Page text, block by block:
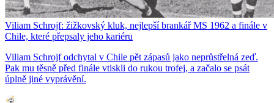
Viliam Schrojf: žižkovský kluk, nejlepší brankář MS 1962 a finále v
Chile, které přepsaly jeho kariéru
Viliam Schrojf odchytal v Chile pět zápasů jako neprůstřelná zeď.
Pak mu těsně před finále vtiskli do rukou trofej, a začalo se psát
úplně jiné vyprávění.